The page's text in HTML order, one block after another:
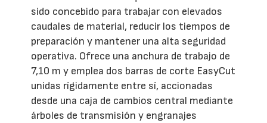
sido concebido para trabajar con elevados
caudales de material, reducir los tiempos de
preparación y mantener una alta seguridad
operativa. Ofrece una anchura de trabajo de
7,10 m y emplea dos barras de corte EasyCut
unidas rígidamente entre sí, accionadas
desde una caja de cambios central mediante
árboles de transmisión y engranajes